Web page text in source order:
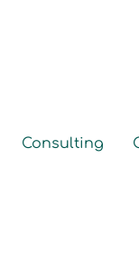
Consulting